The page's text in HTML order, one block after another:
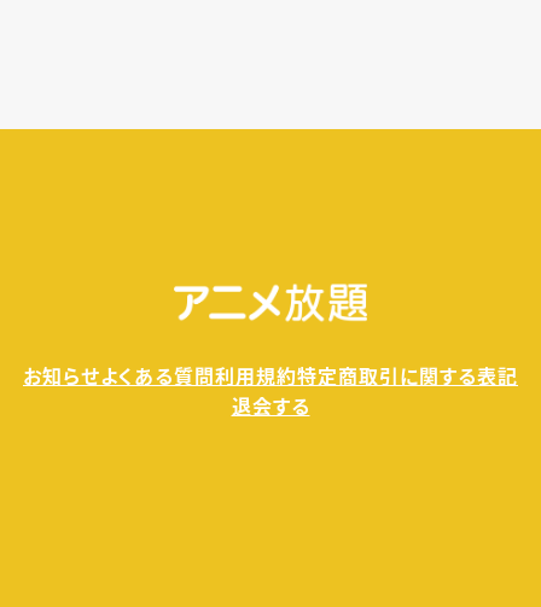
お知らせよくある質問利用規約特定商取引に関する表記
退会する